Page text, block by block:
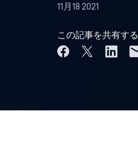
11月18 2021
この記事を共有する